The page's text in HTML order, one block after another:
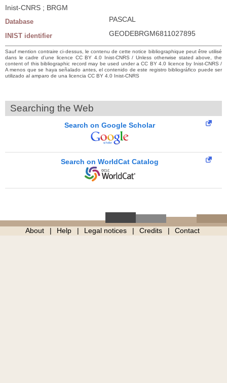
Inist-CNRS ; BRGM
Database PASCAL
INIST identifier GEODEBRGM6811027895
Sauf mention contraire ci-dessus, le contenu de cette notice bibliographique peut être utilisé
dans le cadre d’une licence CC BY 4.0 Inist-CNRS / Unless otherwise stated above, the
content of this bibliographic record may be used under a CC BY 4.0 licence by Inist-CNRS /
A menos que se haya señalado antes, el contenido de este registro bibliográfico puede ser
utilizado al amparo de una licencia CC BY 4.0 Inist-CNRS
Searching the Web
Search on Google Scholar
Search on WorldCat Catalog
About Help Legal notices Credits Contact